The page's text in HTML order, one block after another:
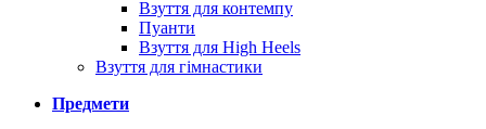
Взуття для контемпу
Пуанти
Взуття для High Heels
Взуття для гімнастики
Предмети